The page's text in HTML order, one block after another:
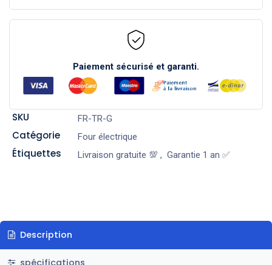
Paiement sécurisé et garanti.
SKU FR-TR-G
Catégorie Four électrique
Étiquettes Livraison gratuite 💯 , Garantie 1 an ✅
Description